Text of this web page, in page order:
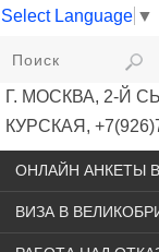
Select Language ▼
VIKIVISA
Г. МОСКВА, 2-Й
КУРСКАЯ,
ОНЛАЙН АНКЕТЫ
ВИЗА В